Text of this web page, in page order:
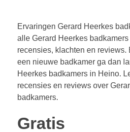
CONTACT
Ervaringen Gerard Heerkes
alle Gerard Heerkes
recensies, klachten en reviews.
een nieuwe badkamer ga dan
Heerkes badkamers in Heino.
recensies en reviews over
badkamers.
Gratis